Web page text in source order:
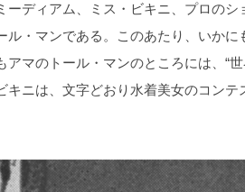
ーディアム、ミス・ビキニ、プロの
ル・マンである。このあたり、いか
アマのトール・マンのところには、“
キニは、文字どおり水着美女のコン